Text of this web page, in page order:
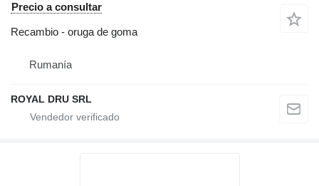
Precio a consultar
Recambio - oruga de goma
Rumanía
ROYAL DRU SRL